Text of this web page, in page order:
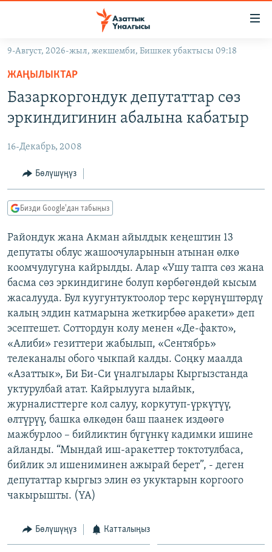
Навигацияга
өтүңүз
Издөөгө
салыңызКЫРГЫЗСТАН
ЭКОНОМИКА
МАДАНИЯТ
ДҮЙНӨ
БОРБОР АЗИЯ
УКРАИНА
АТАЙЫН ИЛИКТӨӨ
ТВ ПРОГРАММАЛАР
ЭКСПЕРТТЕР ТАЛДАЙТ
БИЗ ЖАНА ДҮЙНӨ
ДАНИСТЕ
ЭЖЕ-СИҢДИЛЕР
АЗАТТЫК+
ЫҢГАЙСЫЗ СУРООЛОР
ӨЗГӨЧӨ ПИКИР
Русский
ОНЛАЙН ШЕРИНЕ
ЭЕ/АРнун бардык сайттары
9-Август, 2026-жыл, жекшемби, Бишкек убактысы 09:18
ЖАҢЫЛЫКТАР
Базаркоргондук депутаттар сөз
эркиндигинин абалына кабатыр
16-Декабрь, 2008
Бөлүшүңүз
Бизди Google'дан табыңыз
Райондук жана Акман айылдык кеңештин 13
депутаты облус жашоочуларынын атынан өлкө
коомчулугуна кайрылды. Алар «Ушу тапта сөз жана
басма сөз эркиндигине болуп көрбөгөндөй кысым
жасалууда. Бул куугунтуктоолор терс көрүнүштөрдү
калың элдин катмарына жеткирбөө аракети» деп
эсептешет. Соттордун колу менен «Де-факто»,
«Алиби» гезиттери жабылып, «Сентябрь»
телеканалы обого чыкпай калды. Соңку маалда
«Азаттык», Би Би-Си үналгылары Кыргызстанда
уктурулбай атат. Кайрылууга ылайык,
журналисттерге кол салуу, коркутуп-үркүтүү,
өлтүрүү, башка өлкөдөн баш паанек издөөгө
мажбурлоо – бийликтин бүгүнкү кадимки ишине
айланды. “Мындай иш-аракеттер токтотулбаса,
бийлик эл ишениминен ажырай берет”, - деген
депутаттар кыргыз элин өз укуктарын коргоого
чакырышты. (YA)
Бөлүшүңүз Катталыңыз